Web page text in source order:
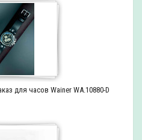
для часов Wainer WA.10880-D